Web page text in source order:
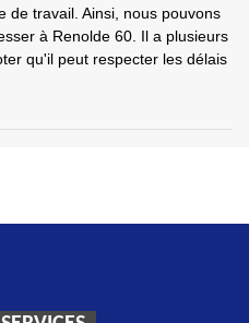
de travail. Ainsi, nous pouvons
à Renolde 60. Il a plusieurs
qu'il peut respecter les délais